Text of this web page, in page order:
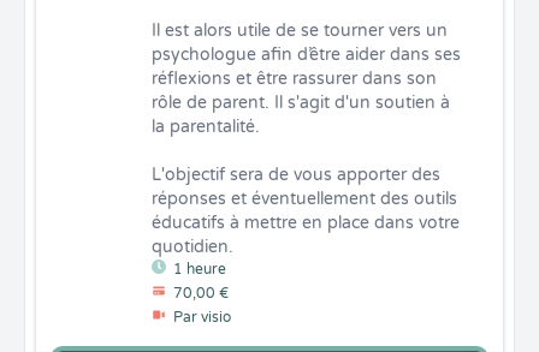
1 heure
70,00 €
Par visio
Il est alors utile de se tourner vers un
psychologue afin d’être aider dans ses
réflexions et être rassurer dans son
rôle de parent. Il s'agit d'un soutien à
la parentalité.
L'objectif sera de vous apporter des
réponses et éventuellement des outils
éducatifs à mettre en place dans votre
quotidien.